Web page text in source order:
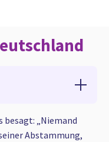
besagt: „Niemand
Abstammung,